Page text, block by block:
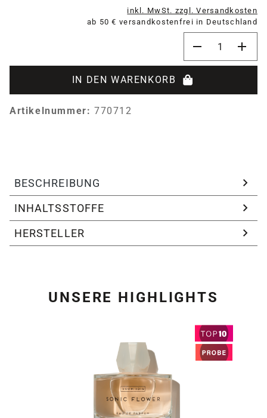
inkl. MwSt. zzgl. Versandkosten
ab 50 € versandkostenfrei in Deutschland
IN DEN WARENKORB
Artikelnummer: 770712
BESCHREIBUNG
INHALTSSTOFFE
HERSTELLER
UNSERE HIGHLIGHTS